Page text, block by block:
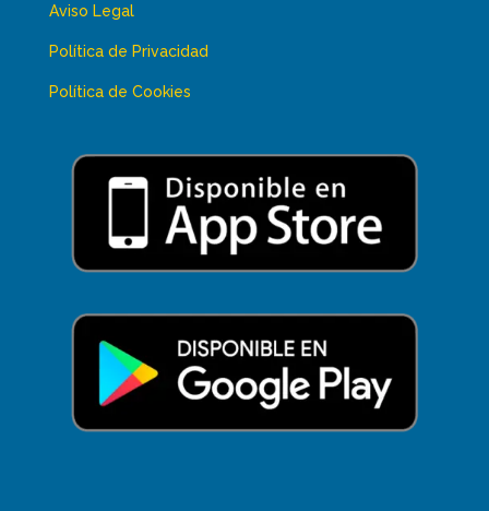
Aviso Legal
Política de Privacidad
Política de Cookies